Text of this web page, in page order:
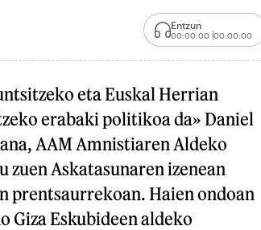
Entzun
00:00:00 00:00:00
eta Euskal Herrian
erabaki politikoa da» Daniel
AAM Amnistiaren Aldeko
zuen Askatasunaren izenean
prentsaurrekoan. Haien ondoan
Giza Eskubideen aldeko